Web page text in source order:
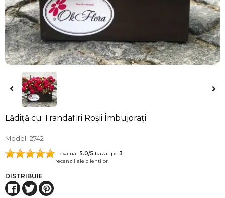
Lădiță cu Trandafiri Roșii Îmbujorați
Model 2742
evaluat 5.0/5 bazat pe 3
recenzii ale clientilor
DISTRIBUIE